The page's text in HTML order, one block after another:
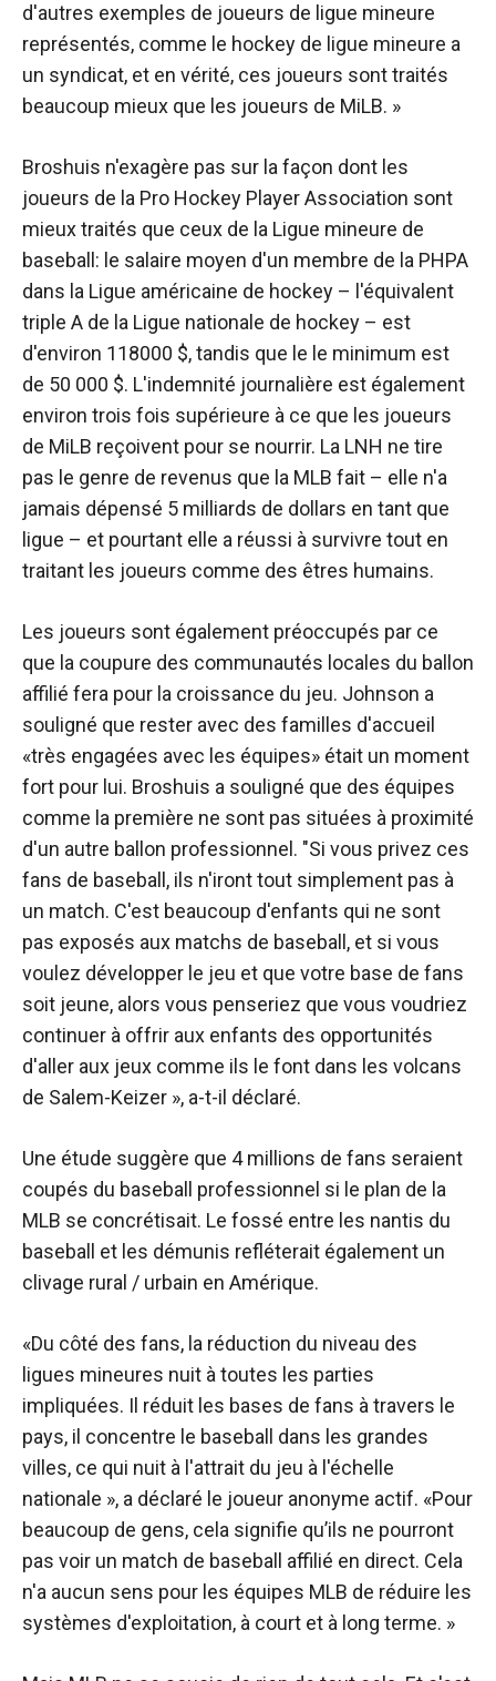
d'autres exemples de joueurs de ligue mineure
représentés, comme le hockey de ligue mineure a
un syndicat, et en vérité, ces joueurs sont traités
beaucoup mieux que les joueurs de MiLB. »
Broshuis n'exagère pas sur la façon dont les
joueurs de la Pro Hockey Player Association sont
mieux traités que ceux de la Ligue mineure de
baseball: le salaire moyen d'un membre de la PHPA
dans la Ligue américaine de hockey – l'équivalent
triple A de la Ligue nationale de hockey – est
d'environ 118000 $, tandis que le le minimum est
de 50 000 $. L'indemnité journalière est également
environ trois fois supérieure à ce que les joueurs
de MiLB reçoivent pour se nourrir. La LNH ne tire
pas le genre de revenus que la MLB fait – elle n'a
jamais dépensé 5 milliards de dollars en tant que
ligue – et pourtant elle a réussi à survivre tout en
traitant les joueurs comme des êtres humains.
Les joueurs sont également préoccupés par ce
que la coupure des communautés locales du ballon
affilié fera pour la croissance du jeu. Johnson a
souligné que rester avec des familles d'accueil
«très engagées avec les équipes» était un moment
fort pour lui. Broshuis a souligné que des équipes
comme la première ne sont pas situées à proximité
d'un autre ballon professionnel. "Si vous privez ces
fans de baseball, ils n'iront tout simplement pas à
un match. C'est beaucoup d'enfants qui ne sont
pas exposés aux matchs de baseball, et si vous
voulez développer le jeu et que votre base de fans
soit jeune, alors vous penseriez que vous voudriez
continuer à offrir aux enfants des opportunités
d'aller aux jeux comme ils le font dans les volcans
de Salem-Keizer », a-t-il déclaré.
Une étude suggère que 4 millions de fans seraient
coupés du baseball professionnel si le plan de la
MLB se concrétisait. Le fossé entre les nantis du
baseball et les démunis refléterait également un
clivage rural / urbain en Amérique.
«Du côté des fans, la réduction du niveau des
ligues mineures nuit à toutes les parties
impliquées. Il réduit les bases de fans à travers le
pays, il concentre le baseball dans les grandes
villes, ce qui nuit à l'attrait du jeu à l'échelle
nationale », a déclaré le joueur anonyme actif. «Pour
beaucoup de gens, cela signifie qu’ils ne pourront
pas voir un match de baseball affilié en direct. Cela
n'a aucun sens pour les équipes MLB de réduire les
systèmes d'exploitation, à court et à long terme. »